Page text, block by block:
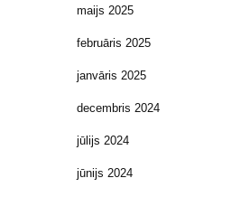
maijs 2025
februāris 2025
janvāris 2025
decembris 2024
jūlijs 2024
jūnijs 2024